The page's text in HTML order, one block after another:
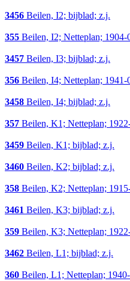
3456 Beilen, I2; bijblad; z.j.
355 Beilen, I2; Netteplan; 1904-
3457 Beilen, I3; bijblad; z.j.
356 Beilen, I4; Netteplan; 1941-
3458 Beilen, I4; bijblad; z.j.
357 Beilen, K1; Netteplan;
3459 Beilen, K1; bijblad; z.j.
3460 Beilen, K2; bijblad; z.j.
358 Beilen, K2; Netteplan;
3461 Beilen, K3; bijblad; z.j.
359 Beilen, K3; Netteplan;
3462 Beilen, L1; bijblad; z.j.
360 Beilen, L1; Netteplan;